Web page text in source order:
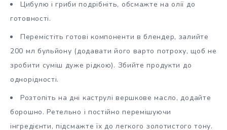
Цибулю і гриби подрібніть, обсмажте на олії до
готовності.
Перемістіть готові компоненти в блендер, залийте
200 мл бульйону (додавати його варто потроху, щоб не
зробити суміш дуже рідкою). Збийте продукти до
однорідності.
Розтопіть на дні каструлі вершкове масло, додайте
борошно. Ретельно і постійно перемішуючи
інгредієнти, підсмажте їх до легкого золотистого тону.